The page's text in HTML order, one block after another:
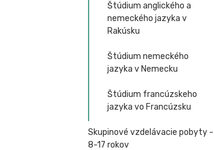
Štúdium anglického a
nemeckého jazyka v
Rakúsku
Štúdium nemeckého
jazyka v Nemecku
Štúdium francúzskeho
jazyka vo Francúzsku
Skupinové vzdelávacie pobyty -
8-17 rokov